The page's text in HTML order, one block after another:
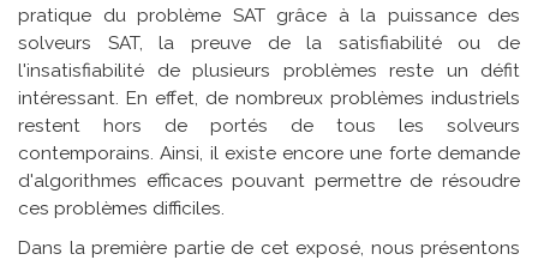
pratique du problème SAT grâce à la puissance des
solveurs SAT, la preuve de la satisfiabilité ou de
l'insatisfiabilité de plusieurs problèmes reste un défit
intéressant. En effet, de nombreux problèmes industriels
restent hors de portés de tous les solveurs
contemporains. Ainsi, il existe encore une forte demande
d'algorithmes efficaces pouvant permettre de résoudre
ces problèmes difficiles.
Dans la première partie de cet exposé, nous présentons